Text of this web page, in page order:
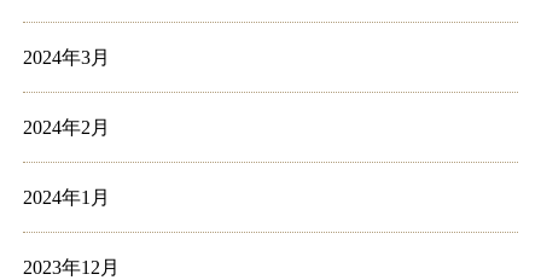
2024年3月
2024年2月
2024年1月
2023年12月